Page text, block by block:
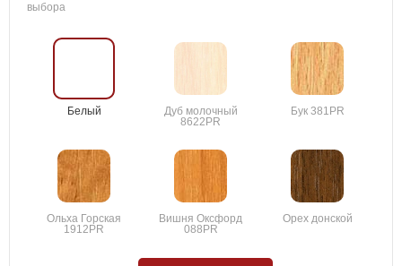
выбора
Белый
Дуб молочный
8622PR
Бук 381PR
Ольха Горская
1912PR
Вишня Оксфорд
088PR
Орех донской